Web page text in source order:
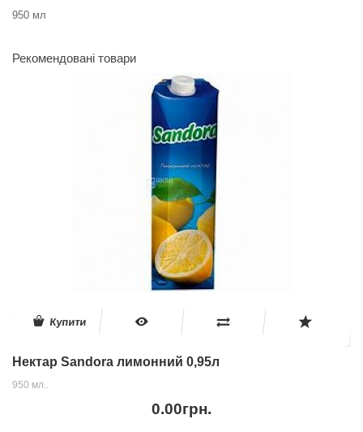
950 мл
Рекомендовані товари
Купити
Нектар Sandоra лимонний 0,95л
950 мл..
0.00грн.